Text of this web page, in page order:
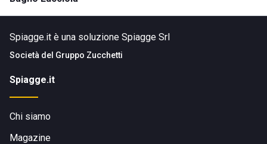
Spiagge.it è una soluzione Spiagge Srl
Società del Gruppo Zucchetti
Spiagge.it
Chi siamo
Magazine